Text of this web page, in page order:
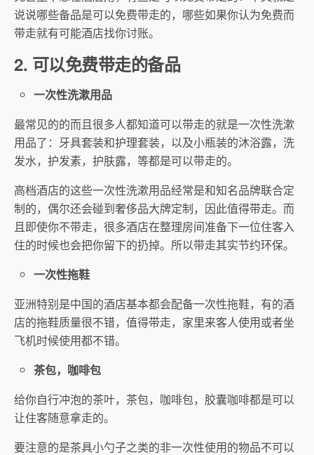
说说哪些备品是可以免费带走的，哪些如果你认为免费而
带走就有可能酒店找你讨账。
2. 可以免费带走的备品
一次性洗漱用品
最常见的的而且很多人都知道可以带走的就是一次性洗漱
用品了：牙具套装和护理套装，以及小瓶装的沐浴露，洗
发水，护发素，护肤露，等都是可以带走的。
高档酒店的这些一次性洗漱用品经常是和知名品牌联合定
制的，偶尔还会碰到奢侈品大牌定制，因此值得带走。而
且即使你不带走，很多酒店在整理房间准备下一位住客入
住的时候也会把你留下的扔掉。所以带走其实节约环保。
一次性拖鞋
亚洲特别是中国的酒店基本都会配备一次性拖鞋，有的酒
店的拖鞋质量很不错，值得带走，家里来客人使用或者坐
飞机时候使用都不错。
茶包，咖啡包
给你自行冲泡的茶叶，茶包，咖啡包，胶囊咖啡都是可以
让住客随意拿走的。
要注意的是茶具小勺子之类的非一次性使用的物品不可以